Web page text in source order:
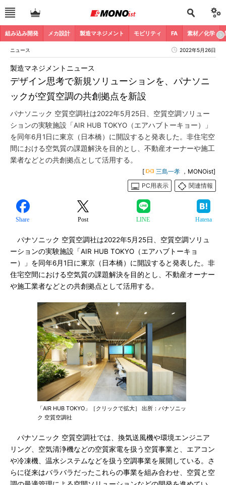
組み込み開発 メカ設計 製造マネジメント モビリティ FA 素材／化学
ニュース 2022年5月26日
デザイン思考で新規ソリューションを、パナソニ
ックが空質空調の共創拠点を新設
製造マネジメントニュース
パナソニック 空質空調社は2022年5月25日、空質空調ソリュー
ションの実験施設「AIR HUB TOKYO（エアハブトーキョー）」
を同年6月1日に東京（日本橋）に開設すると発表した。非住宅空
間における空気質の課題解決を目的とし、不動産オーナーや施工
業者などとの共創拠点として活用する。
[ 三島一孝 ，MONOist]
PC用表示
関連情報
Share Post LINE Hatena
パナソニック 空質空調社は2022年5月25日、空質空調ソリュ
ーションの実験施設「AIR HUB TOKYO（エアハブトーキョ
ー）」を同年6月1日に東京（日本橋）に開設すると発表した。非
住宅空間における空気質の課題解決を目的とし、不動産オーナー
や施工業者などとの共創拠点として活用する。
「AIR HUB TOKYO」［クリックで拡大］ 出所：パナソニッ
ク 空質空調社
パナソニック 空質空調社では、換気送風機や環境エンジニア
リング、空気清浄機などの空質家電を扱う空質事業と、エアコン
や冷凍機、温水システムなどを扱う空調事業を展開している。さ
らに従来はバラバラだったこれらの事業を組み合わせ、空質と空